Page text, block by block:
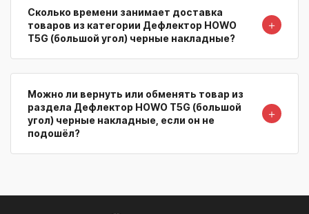
Сколько времени занимает доставка
товаров из категории Дефлектор HOWO
T5G (большой угол) черные накладные?
＋
Можно ли вернуть или обменять товар из
раздела Дефлектор HOWO T5G (большой
угол) черные накладные, если он не
подошёл?
＋